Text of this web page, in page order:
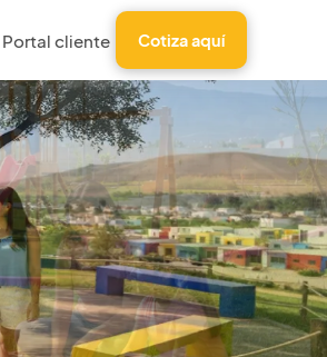
Portal cliente Cotiza aquí